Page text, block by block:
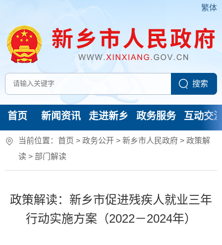
繁体
首页 新闻资讯 走进新乡 政务服务 互动交
当前位置： 首页 > 政务公开 > 新乡市人民政府 > 政策解
读 > 部门解读
政策解读：新乡市促进残疾人就业三年
行动实施方案（2022－2024年）